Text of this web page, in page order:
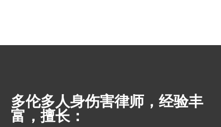
多伦多人身伤害律师，经验丰
富，擅长：